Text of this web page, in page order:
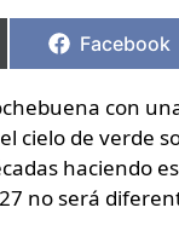
en
Facebook
con
cielo de verde
haciendo
no será
en